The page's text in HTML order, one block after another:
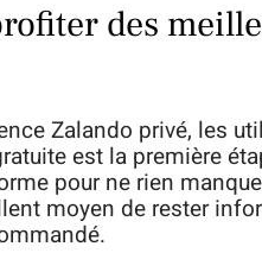
des
Zalando privé, les
est la première
pour ne rien
moyen de rester